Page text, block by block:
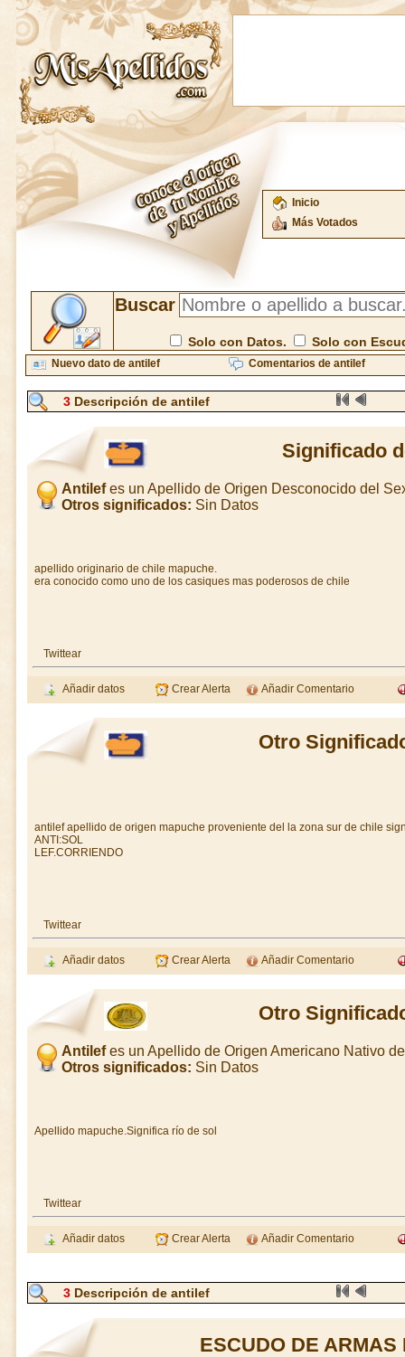
Inicio
Más Votados
Buscar
Solo con Datos. Solo con
Nuevo dato de antilef Comentarios de antilef
3Descripción de antilef
Significado
Antilefes un Apellido de Origen Desconocido del
Otros significados: Sin Datos
apellido originario de chile mapuche.
era conocido como uno de los casiques mas poderosos de chile
Twittear
Añadir datos Crear Alerta Añadir Comentario
Otro
antilef apellido de origen mapuche proveniente del la zona sur de chile
ANTI:SOL
LEF.CORRIENDO
Twittear
Añadir datos Crear Alerta Añadir Comentario
Otro
Antilefes un Apellido de Origen Americano Nativo
Otros significados: Sin Datos
Apellido mapuche.Significa río de sol
Twittear
Añadir datos Crear Alerta Añadir Comentario
3Descripción de antilef
ESCUDO DE ARMAS